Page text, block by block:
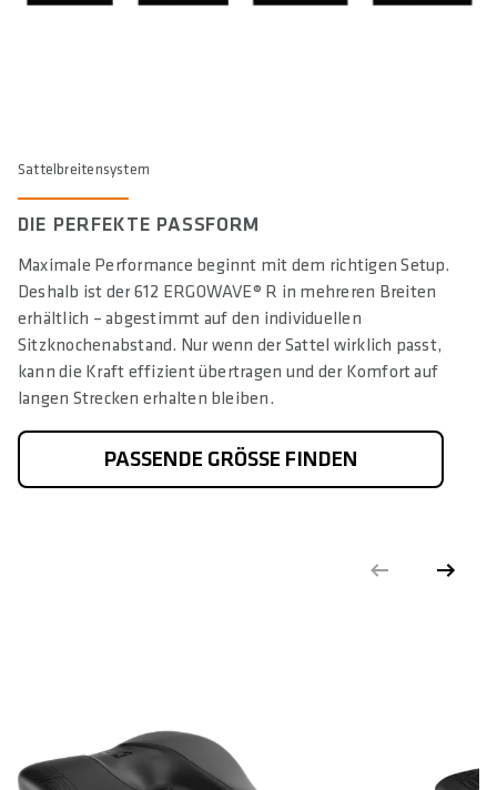
Sattelbreitensystem
DIE PERFEKTE PASSFORM
Maximale Performance beginnt mit dem richtigen Setup.
Deshalb ist der 612 ERGOWAVE® R in mehreren Breiten
erhältlich – abgestimmt auf den individuellen
Sitzknochenabstand. Nur wenn der Sattel wirklich passt,
kann die Kraft effizient übertragen und der Komfort auf
langen Strecken erhalten bleiben.
PASSENDE GRÖSSE FINDEN